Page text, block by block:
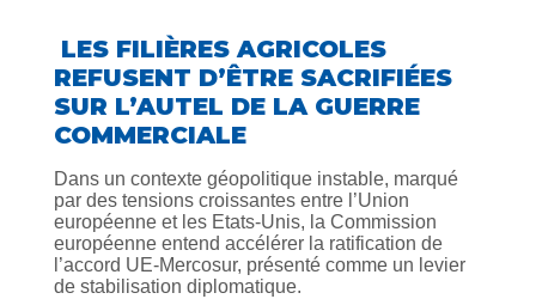
LES FILIÈRES AGRICOLES
REFUSENT D’ÊTRE SACRIFIÉES
SUR L’AUTEL DE LA GUERRE
COMMERCIALE
Dans un contexte géopolitique instable, marqué
par des tensions croissantes entre l’Union
européenne et les Etats-Unis, la Commission
européenne entend accélérer la ratification de
l’accord UE-Mercosur, présenté comme un levier
de stabilisation diplomatique.